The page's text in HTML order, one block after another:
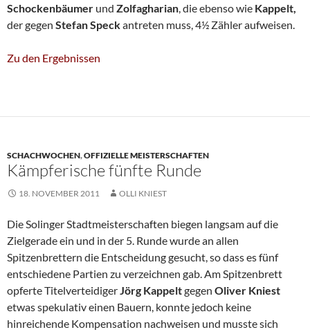
Schockenbäumer und Zolfagharian, die ebenso wie Kappelt,
der gegen Stefan Speckantreten muss, 4½ Zähler aufweisen.
Zu den Ergebnissen
SCHACHWOCHEN,OFFIZIELLE MEISTERSCHAFTEN
Kämpferische fünfte Runde
18. NOVEMBER 2011 OLLI KNIEST
Die Solinger Stadtmeisterschaften biegen langsam auf die
Zielgerade ein und in der 5. Runde wurde an allen
Spitzenbrettern die Entscheidung gesucht, so dass es fünf
entschiedene Partien zu verzeichnen gab. Am Spitzenbrett
opferte TitelverteidigerJörg Kappeltgegen Oliver Kniest
etwas spekulativ einen Bauern, konnte jedoch keine
hinreichende Kompensation nachweisen und musste sich